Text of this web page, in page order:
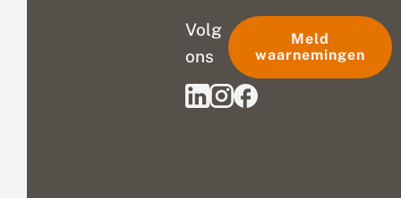
Volg
ons
Meld
waarnemingen